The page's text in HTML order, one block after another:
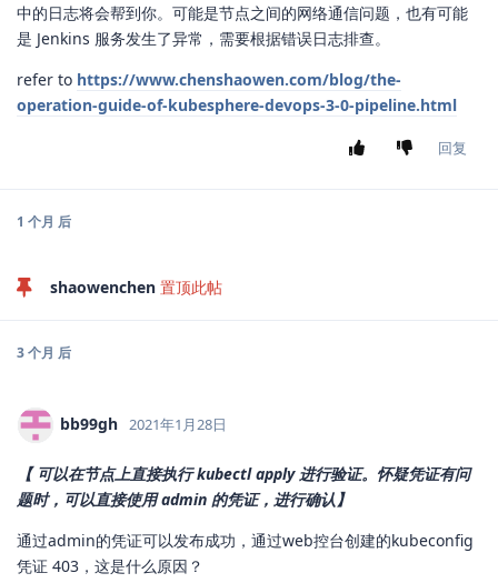
中的日志将会帮到你。可能是节点之间的网络通信问题，也有可能
是 Jenkins 服务发生了异常，需要根据错误日志排查。
refer to https://www.chenshaowen.com/blog/the-
operation-guide-of-kubesphere-devops-3-0-pipeline.html
回复
1 个月 后
shaowenchen 置顶此帖
3 个月 后
bb99gh 2021年1月28日
【 可以在节点上直接执行 kubectl apply 进行验证。怀疑凭证有问
题时，可以直接使用 admin 的凭证，进行确认】
通过admin的凭证可以发布成功，通过web控台创建的kubeconfig
凭证 403，这是什么原因？